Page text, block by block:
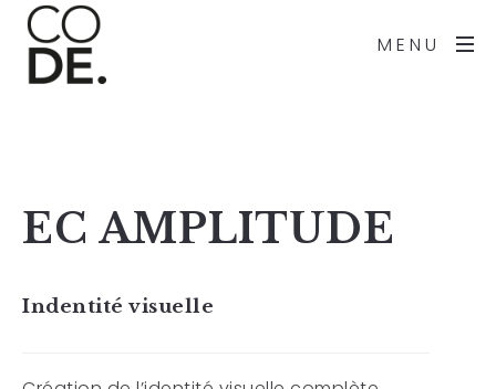
MENU
EC AMPLITUDE
Indentité visuelle